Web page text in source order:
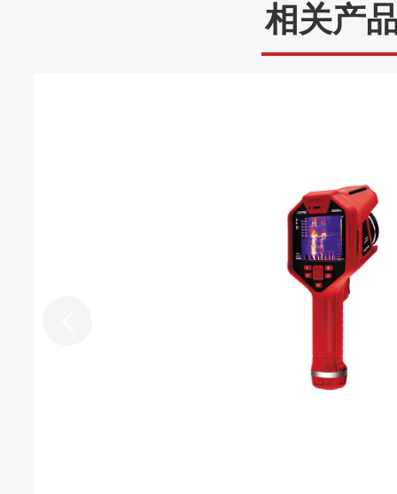
≤440 ps(全
注：数字通道需选购逻辑
4 GSa/s(单通道[1]&半通道
通道3I)
500 Mpts(单通道1)&半通道
Mpts(全通道3)
实时采样
相关产